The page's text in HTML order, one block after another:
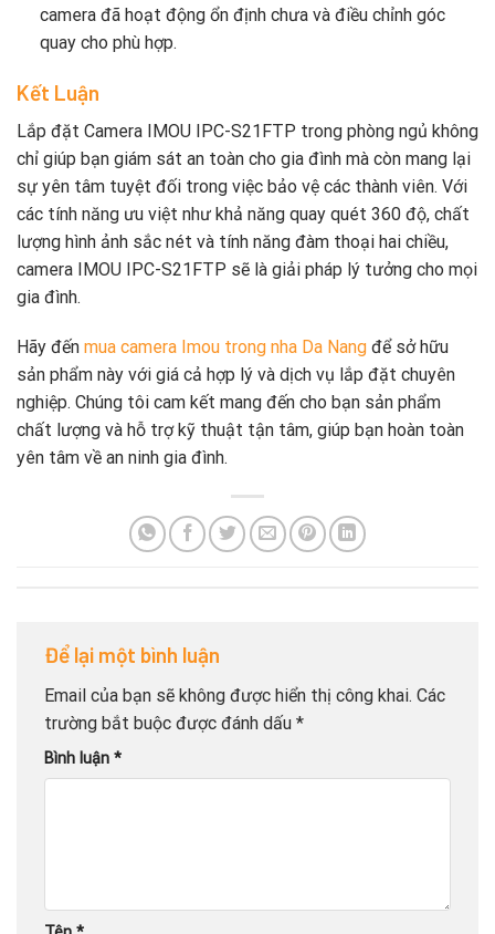
camera đã hoạt động ổn định chưa và điều chỉnh góc
quay cho phù hợp.
Kết Luận
Lắp đặt Camera IMOU IPC-S21FTP trong phòng ngủ không
chỉ giúp bạn giám sát an toàn cho gia đình mà còn mang lại
sự yên tâm tuyệt đối trong việc bảo vệ các thành viên. Với
các tính năng ưu việt như khả năng quay quét 360 độ, chất
lượng hình ảnh sắc nét và tính năng đàm thoại hai chiều,
camera IMOU IPC-S21FTP sẽ là giải pháp lý tưởng cho mọi
gia đình.
Hãy đến mua camera Imou trong nha Da Nang để sở hữu
sản phẩm này với giá cả hợp lý và dịch vụ lắp đặt chuyên
nghiệp. Chúng tôi cam kết mang đến cho bạn sản phẩm
chất lượng và hỗ trợ kỹ thuật tận tâm, giúp bạn hoàn toàn
yên tâm về an ninh gia đình.
Để lại một bình luận
Email của bạn sẽ không được hiển thị công khai. Các
trường bắt buộc được đánh dấu *
Bình luận *